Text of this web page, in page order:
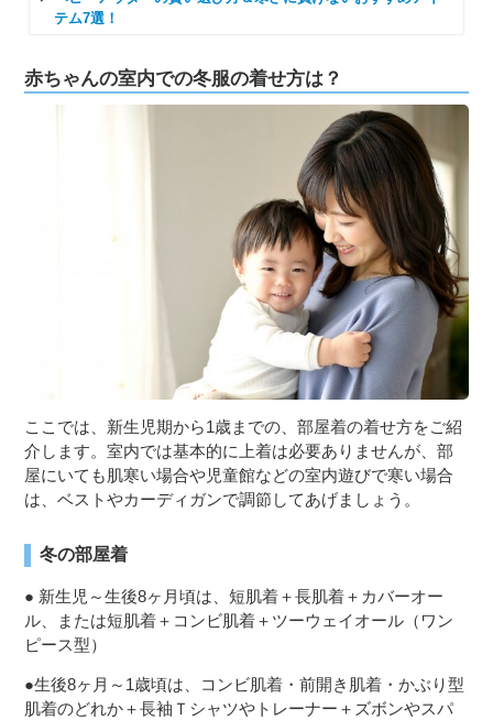
テム7選！
赤ちゃんの室内での冬服の着せ方は？
ここでは、新生児期から1歳までの、部屋着の着せ方をご紹
介します。室内では基本的に上着は必要ありませんが、部
屋にいても肌寒い場合や児童館などの室内遊びで寒い場合
は、ベストやカーディガンで調節してあげましょう。
冬の部屋着
● 新生児～生後8ヶ月頃は、短肌着＋長肌着＋カバーオー
ル、または短肌着＋コンビ肌着＋ツーウェイオール（ワン
ピース型）
●生後8ヶ月～1歳頃は、コンビ肌着・前開き肌着・かぶり型
肌着のどれか＋長袖Ｔシャツやトレーナー＋ズボンやスパ